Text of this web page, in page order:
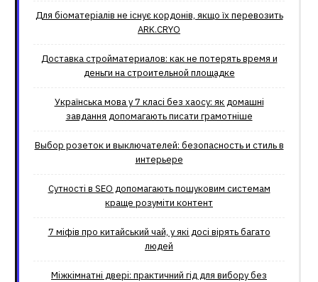
Для біоматеріалів не існує кордонів, якщо їх перевозить
ARK.CRYO
Доставка стройматериалов: как не потерять время и
деньги на строительной площадке
Українська мова у 7 класі без хаосу: як домашні
завдання допомагають писати грамотніше
Выбор розеток и выключателей: безопасность и стиль в
интерьере
Сутності в SEO допомагають пошуковим системам
краще розуміти контент
7 міфів про китайський чай, у які досі вірять багато
людей
Міжкімнатні двері: практичний гід для вибору без